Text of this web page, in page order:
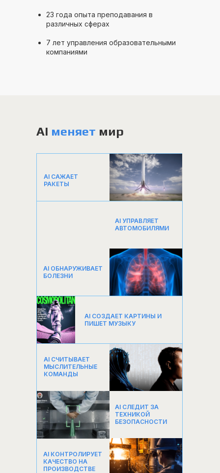
23 года опыта преподавания в
различных сферах
7 лет управления образовательными
компаниями
AI меняет мир
AI САЖАЕТ
РАКЕТЫ
AI СЧИТЫВАЕТ
МЫСЛИТЕЛЬНЫЕ
КОМАНДЫ
AI ОБНАРУЖИВАЕТ
БОЛЕЗНИ
AI КОНТРОЛИРУЕТ
КАЧЕСТВО НА
ПРОИЗВОДСТВЕ
AI УПРАВЛЯЕТ
АВТОМОБИЛЯМИ
AI СЛЕДИТ ЗА
ТЕХНИКОЙ
БЕЗОПАСНОСТИ
AI СОЗДАЕТ КАРТИНЫ И
ПИШЕТ МУЗЫКУ